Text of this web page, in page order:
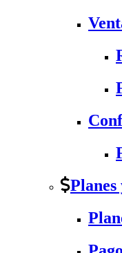
Planes